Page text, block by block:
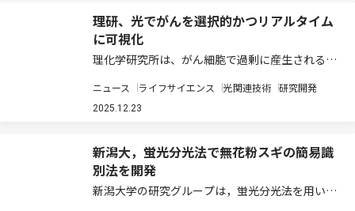
理研、光でがんを選択的かつリアルタイム
に可視化
理化学研究所は、がん細胞で過剰に産生される代
リマーを自発的に合成できる革新的なポリマー化
技術の開発に成功した（ニュースリリース）。 生
ニュース ライフサイエンス 光関連技術 研究開発
2025.12.23
新潟大，蛍光分光法で無花粉スギの簡易識
別法を開発
新潟大学の研究グループは，蛍光分光法を用いた